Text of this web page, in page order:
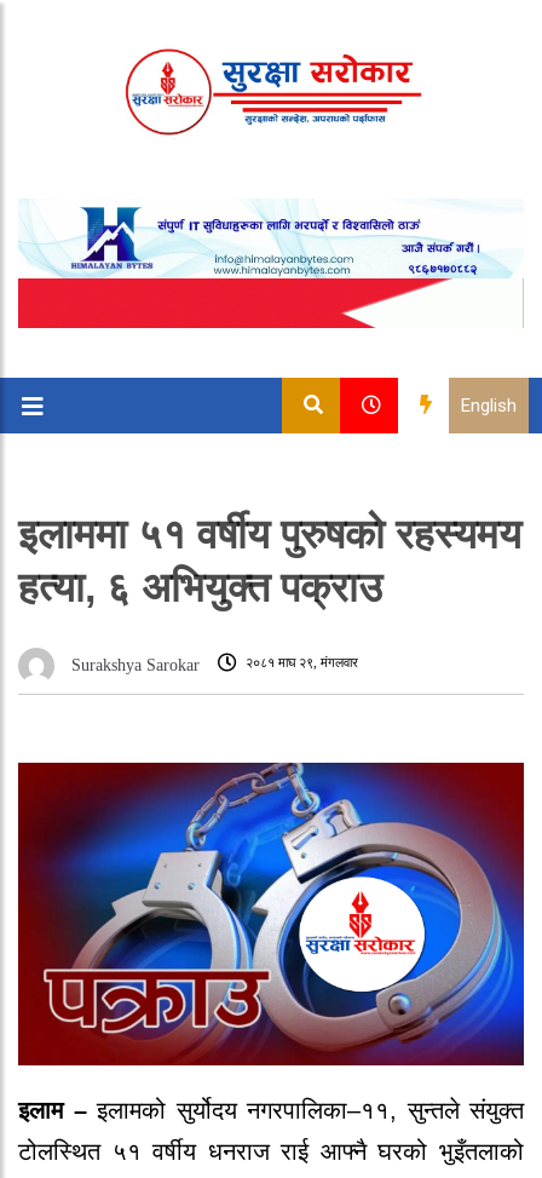
English
इलाममा ५१ वर्षीय पुरुषको रहस्यमय
हत्या, ६ अभियुक्त पक्राउ
Surakshya Sarokar २०८१ माघ २९, मंगलवार
इलाम–इलामकोसुर्योदय नगरपालिका–११, सुन्तले संयुक्त
टोलस्थित ५१ वर्षीय धनराज राईआफ्नै घरको भुइँतलाको